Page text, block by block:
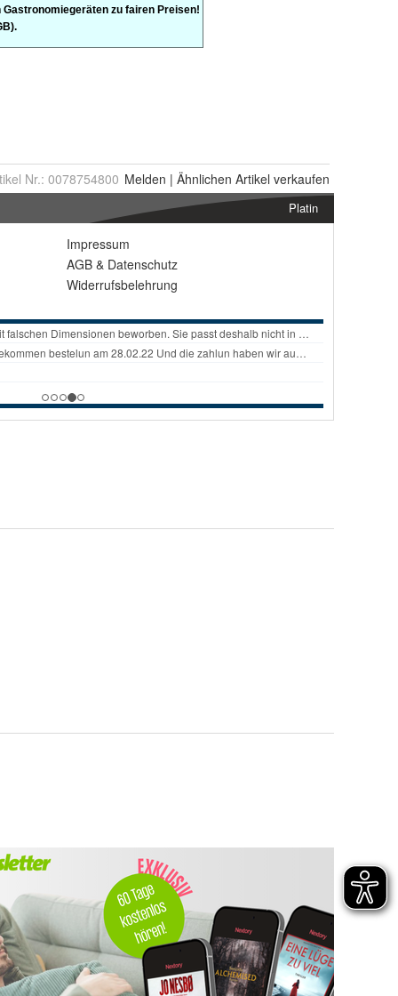
Nr.: 0078754800 Melden | Ähnlichen Artikel verkaufen
Platin
Impressum
AGB & Datenschutz
Widerrufsbelehrung